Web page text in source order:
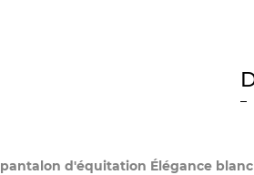
pantalon d'équitation Élégance blanc